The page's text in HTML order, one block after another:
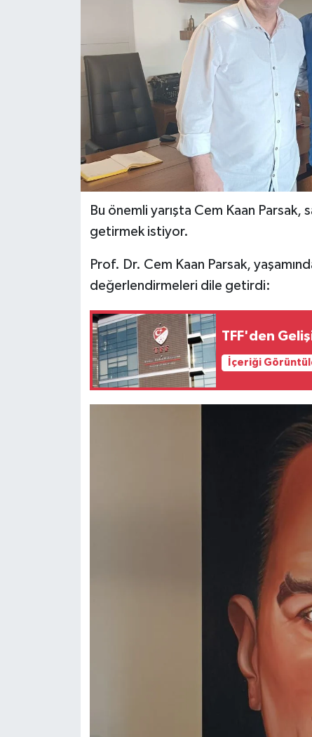
Bu önemli yarışta Cem Kaan Parsak,
getirmek istiyor.
Prof. Dr. Cem Kaan Parsak,
değerlendirmeleri dile getirdi:
TFF'den
İçeriği
Yerel Yönetimler
Yurttan